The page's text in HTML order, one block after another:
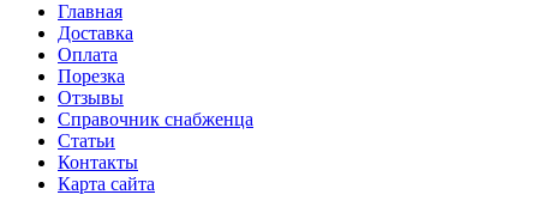
Главная
Доставка
Оплата
Порезка
Отзывы
Справочник снабженца
Статьи
Контакты
Карта сайта